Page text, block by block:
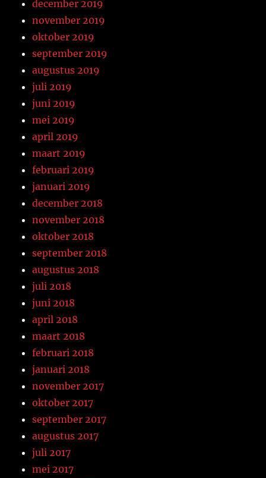
december 2019
november 2019
oktober 2019
september 2019
augustus 2019
juli 2019
juni 2019
mei 2019
april 2019
maart 2019
februari 2019
januari 2019
december 2018
november 2018
oktober 2018
september 2018
augustus 2018
juli 2018
juni 2018
april 2018
maart 2018
februari 2018
januari 2018
november 2017
oktober 2017
september 2017
augustus 2017
juli 2017
mei 2017